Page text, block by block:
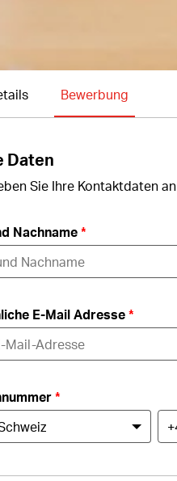
Bewerbung
Daten
Sie Ihre Kontaktdaten an
Nachname*
E-Mail Adresse*
*